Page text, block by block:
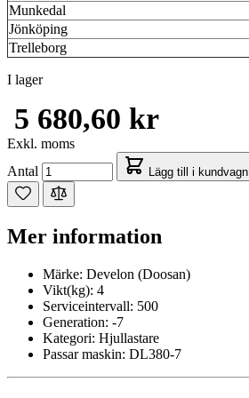
Munkedal
Jönköping
Trelleborg
I lager
5 680,60 kr
Exkl. moms
Antal
Lägg till i kundvagn
Mer information
Märke: Develon (Doosan)
Vikt(kg): 4
Serviceintervall: 500
Generation: -7
Kategori: Hjullastare
Passar maskin: DL380-7